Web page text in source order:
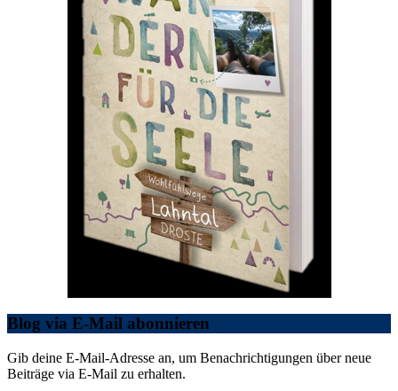
Blog via E-Mail abonnieren
Gib deine E-Mail-Adresse an, um Benachrichtigungen über neue
Beiträge via E-Mail zu erhalten.